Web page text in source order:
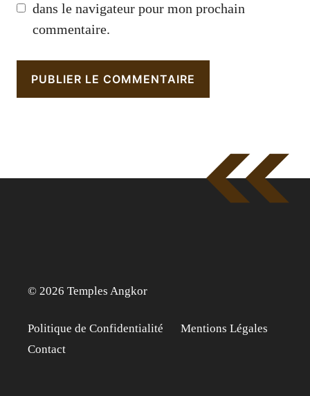
dans le navigateur pour mon prochain
commentaire.
© 2026 Temples Angkor
Politique de Confidentialité
Mentions Légales
Contact